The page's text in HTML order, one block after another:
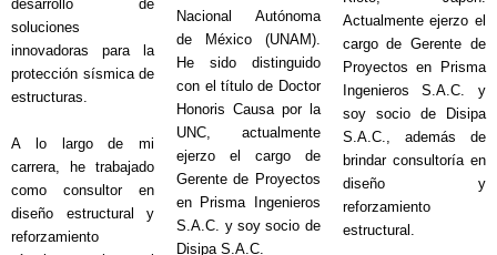
desarrollo de
soluciones
innovadoras para la
protección sísmica de
estructuras.
A lo largo de mi
carrera, he trabajado
como consultor en
diseño estructural y
reforzamiento
Nacional Autónoma
de México (UNAM).
He sido distinguido
con el título de Doctor
Honoris Causa por la
UNC, actualmente
ejerzo el cargo de
Gerente de Proyectos
en Prisma Ingenieros
S.A.C. y soy socio de
Disipa S.A.C.
Actualmente ejerzo el
cargo de Gerente de
Proyectos en Prisma
Ingenieros S.A.C. y
soy socio de Disipa
S.A.C., además de
brindar consultoría en
diseño y
reforzamiento
estructural.